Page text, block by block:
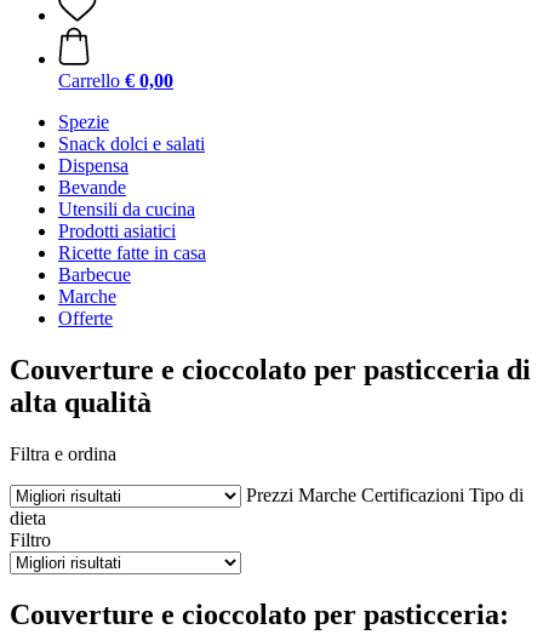
Carrello € 0,00
Spezie
Snack dolci e salati
Dispensa
Bevande
Utensili da cucina
Prodotti asiatici
Ricette fatte in casa
Barbecue
Marche
Offerte
Couverture e cioccolato per pasticceria di
alta qualità
Filtra e ordina
Prezzi Marche Certificazioni Tipo di
dieta
Filtro
Couverture e cioccolato per pasticceria: